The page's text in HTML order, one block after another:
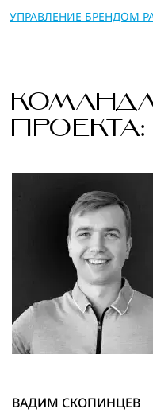
УПРАВЛЕНИЕ БРЕНДОМ
ПРОЕКТА:
ВАДИМ СКОПИНЦЕВ